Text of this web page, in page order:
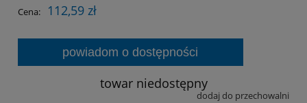
Cena: 112,59 zł
powiadom o dostępności
towar niedostępny
dodaj do przechowalni